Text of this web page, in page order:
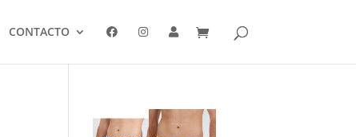
CONTACTO